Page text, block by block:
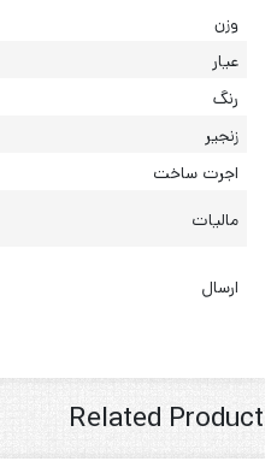
وزن
عیار
رنگ
زنجیر
اجرت ساخت
مالیات
ارسال
Related